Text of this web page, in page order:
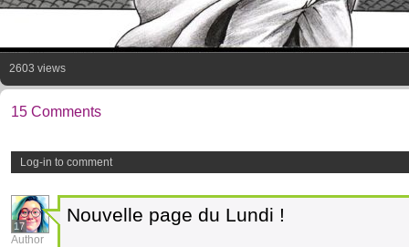
2603 views
15 Comments
Log-in to comment
17
Author
Nouvelle page du Lundi !